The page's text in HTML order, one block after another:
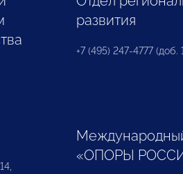
развития
+7 (495) 247-4777 (доб.
«ОПОРЫ